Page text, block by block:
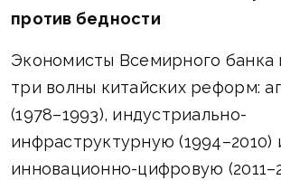
против бедности
Экономисты Всемирного банка
три волны китайских реформ:
(1978–1993), индустриально-
инфраструктурную (1994–2010)
инновационно-цифровую